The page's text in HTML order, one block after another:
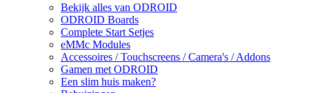
Bekijk alles van ODROID
ODROID Boards
Complete Start Setjes
eMMc Modules
Accessoires / Touchscreens / Camera's / Addons
Gamen met ODROID
Een slim huis maken?